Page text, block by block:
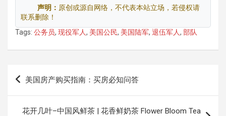
声明： 原创或源自网络，不代表本站立场，若侵权请
联系删除！
Tags: 公务员, 现役军人, 美国公民, 美国陆军, 退伍军人, 部队
文
美国房产购买指南：买房必知问答
花开几叶–中国风鲜茶 | 花香鲜奶茶 Flower Bloom Tea